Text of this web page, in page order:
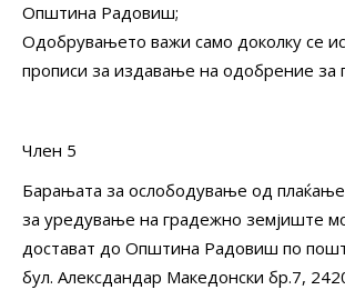
Општина Радовиш;
Одобрувањето важи само доколку се
прописи за издавање на одобрение за
Член 5
Барањата за ослободување од
за уредување на градежно земјиште
достават до Општина Радовиш по
бул. Алексдандар Македонски бр.7,